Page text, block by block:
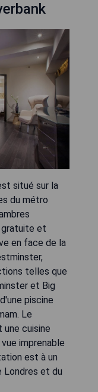
situé sur la
du métro
gratuite et
en face de la
telles que
et Big
piscine
Le
une cuisine
imprenable
est à un
Londres et du